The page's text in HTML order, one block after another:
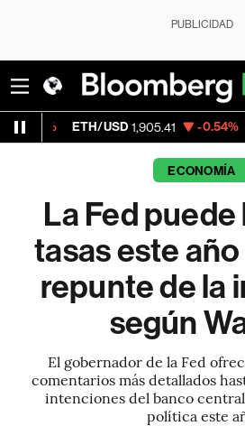
PUBLICIDAD
1,905.41 -0.54% Visa 368.54
ECONOMÍA
La Fed puede
tasas este
repunte de la
según
El gobernador de la Fed
comentarios más detallados
intenciones del banco
política este